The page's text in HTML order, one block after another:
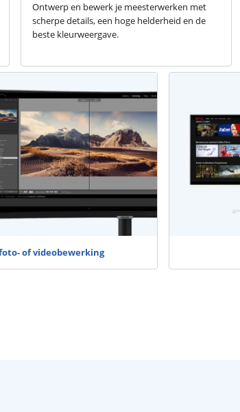
Ontwerp en bewerk je meesterwerken met
scherpe details, een hoge helderheid en de
beste kleurweergave.
of videobewerking